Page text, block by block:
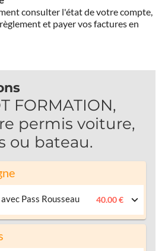
consulter l'état de votre compte,
et payer vos factures en
FORMATION,
permis voiture,
ou bateau.
Pass Rousseau 40.00 €